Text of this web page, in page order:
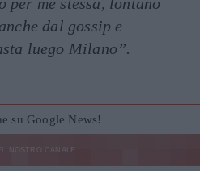
dal gossip e
luego Milano”.
su Google News!
NOSTRO CANALE